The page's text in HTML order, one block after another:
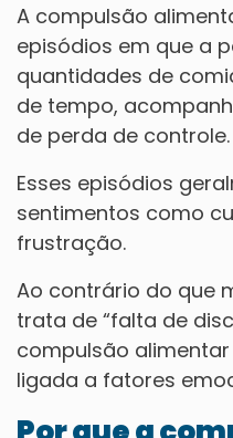
A compulsão
episódios em que a
quantidades de
de tempo,
de perda de controle.
Esses episódios
sentimentos como
frustração.
Ao contrário do que
trata de “falta de
compulsão
ligada a fatores